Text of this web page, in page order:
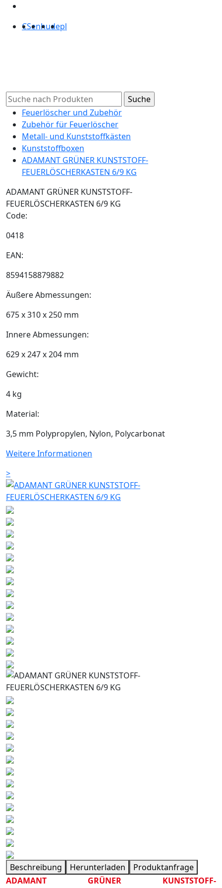
CSenhudepl
Feuerlöscher und Zubehör
Zubehör für Feuerlöscher
Metall- und Kunststoffkästen
Kunststoffboxen
ADAMANT GRÜNER KUNSTSTOFF-
FEUERLÖSCHERKASTEN 6/9 KG
ADAMANT GRÜNER KUNSTSTOFF-
FEUERLÖSCHERKASTEN 6/9 KG
Code:
0418
EAN:
8594158879882
Äußere Abmessungen:
675 x 310 x 250 mm
Innere Abmessungen:
629 x 247 x 204 mm
Gewicht:
4 kg
Material:
3,5 mm Polypropylen, Nylon, Polycarbonat
Weitere Informationen
>
Beschreibung Herunterladen
Produktanfrage
ADAMANT GRÜNER KUNSTSTOFF-